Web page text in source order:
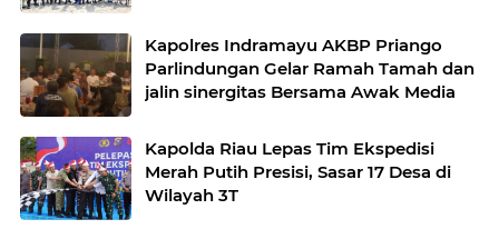
Kapolres Indramayu AKBP Priango
Parlindungan Gelar Ramah Tamah dan
jalin sinergitas Bersama Awak Media
Kapolda Riau Lepas Tim Ekspedisi
Merah Putih Presisi, Sasar 17 Desa di
Wilayah 3T